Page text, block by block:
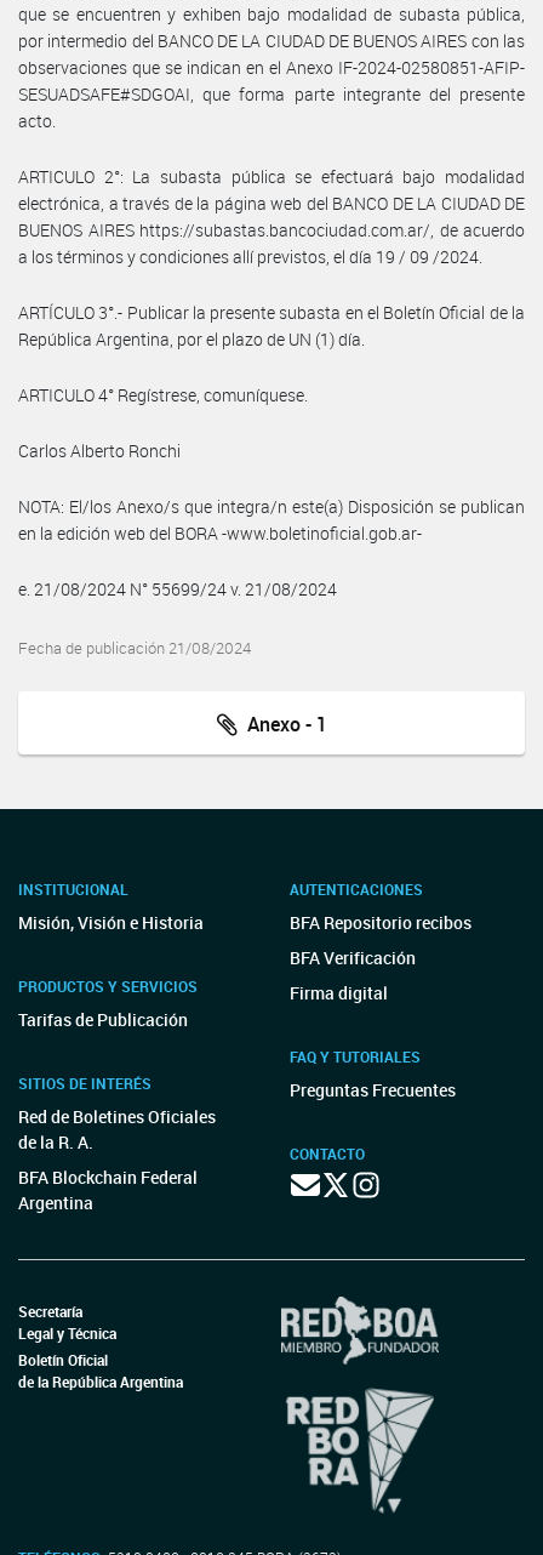
que se encuentren y exhiben bajo modalidad de subasta pública,
por intermedio del BANCO DE LA CIUDAD DE BUENOS AIRES con las
observaciones que se indican en el Anexo IF-2024-02580851-AFIP-
SESUADSAFE#SDGOAI, que forma parte integrante del presente
acto.
ARTICULO 2°: La subasta pública se efectuará bajo modalidad
electrónica, a través de la página web del BANCO DE LA CIUDAD DE
BUENOS AIRES https://subastas.bancociudad.com.ar/, de acuerdo
a los términos y condiciones allí previstos, el día 19 / 09 /2024.
ARTÍCULO 3°.- Publicar la presente subasta en el Boletín Oficial de la
República Argentina, por el plazo de UN (1) día.
ARTICULO 4° Regístrese, comuníquese.
Carlos Alberto Ronchi
NOTA: El/los Anexo/s que integra/n este(a) Disposición se publican
en la edición web del BORA -www.boletinoficial.gob.ar-
e. 21/08/2024 N° 55699/24 v. 21/08/2024
Fecha de publicación 21/08/2024
Anexo - 1
INSTITUCIONAL
Misión, Visión e Historia
PRODUCTOS Y SERVICIOS
Tarifas de Publicación
SITIOS DE INTERÉS
Red de Boletines Oficiales
de la R. A.
BFA Blockchain Federal
Argentina
AUTENTICACIONES
BFA Repositorio recibos
BFA Verificación
Firma digital
FAQ Y TUTORIALES
Preguntas Frecuentes
CONTACTO
Secretaría
Legal y Técnica
Boletín Oficial
de la República Argentina